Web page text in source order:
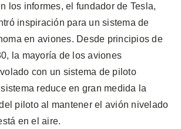
los informes, el fundador de Tesla,
inspiración para un sistema de
en aviones. Desde principios de
la mayoría de los aviones
con un sistema de piloto
reduce en gran medida la
piloto al mantener el avión nivelado
en el aire.